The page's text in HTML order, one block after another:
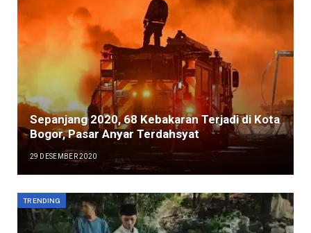
Sepanjang 2020, 68 Kebakaran Terjadi di Kota
Bogor, Pasar Anyar Terdahsyat
29 DESEMBER 2020
TRENDING